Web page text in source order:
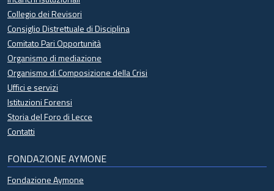
Collegio dei Revisori
Consiglio Distrettuale di Disciplina
Comitato Pari Opportunità
Organismo di mediazione
Organismo di Composizione della Crisi
Uffici e servizi
Istituzioni Forensi
Storia del Foro di Lecce
Contatti
FONDAZIONE AYMONE
Fondazione Aymone